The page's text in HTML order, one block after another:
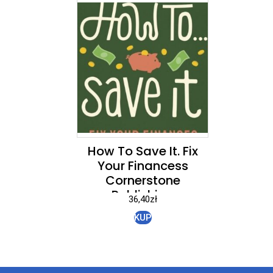
How To Save It. Fix
Your Financess
Cornerstone
Publishing
36,40zł
KUP